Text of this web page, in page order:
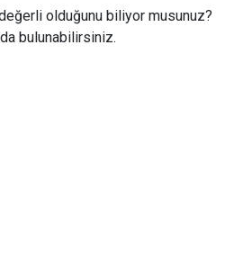
olduğunu biliyor musunuz?
bulunabilirsiniz.